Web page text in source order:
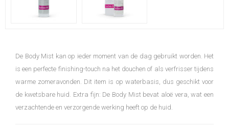
De Body Mist kan op ieder moment van de dag gebruikt worden. Het
is een perfecte finishing-touch na het douchen of als verfrisser tijdens
warme zomeravonden. Dit item is op waterbasis, dus geschikt voor
de kwetsbare huid. Extra fijn: De Body Mist bevat aloë vera, wat een
verzachtende en verzorgende werking heeft op de huid.